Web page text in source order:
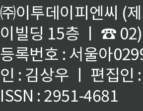
㈜이투데이피엔씨 (
이빌딩 15층 ㅣ ☎
등록번호 : 서울아
인 : 김상우 ㅣ 편집인
ISSN : 2951-4681